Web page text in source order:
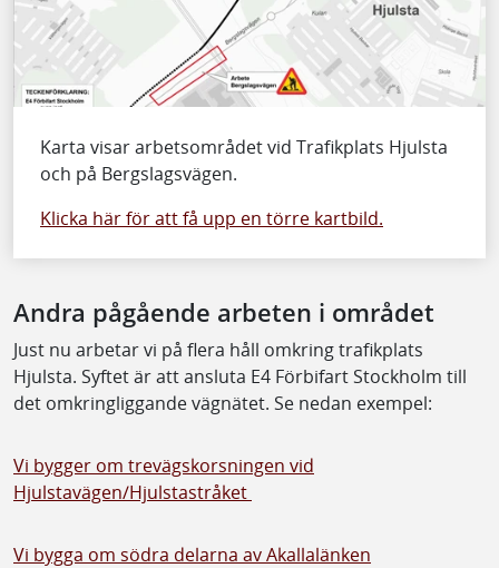
Karta visar arbetsområdet vid Trafikplats Hjulsta
och på Bergslagsvägen.
Klicka här för att få upp en törre kartbild.
Andra pågående arbeten i området
Just nu arbetar vi på flera håll omkring trafikplats
Hjulsta. Syftet är att ansluta E4 Förbifart Stockholm till
det omkringliggande vägnätet. Se nedan exempel:
Vi bygger om trevägskorsningen vid
Hjulstavägen/Hjulstastråket
Vi bygga om södra delarna av Akallalänken